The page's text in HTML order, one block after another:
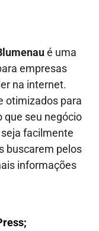
é uma
empresas
na internet.
otimizados para
que seu negócio
facilmente
buscarem pelos
informações